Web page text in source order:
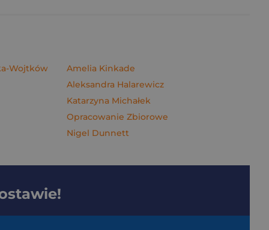
Wojtków
Amelia Kinkade
Aleksandra Halarewicz
Katarzyna Michałek
Opracowanie Zbiorowe
Nigel Dunnett